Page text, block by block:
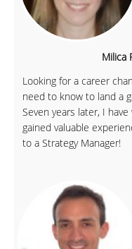
Milica
Looking for a career
need to know to land a
Seven years later, I
gained valuable
to a Strategy Manager!